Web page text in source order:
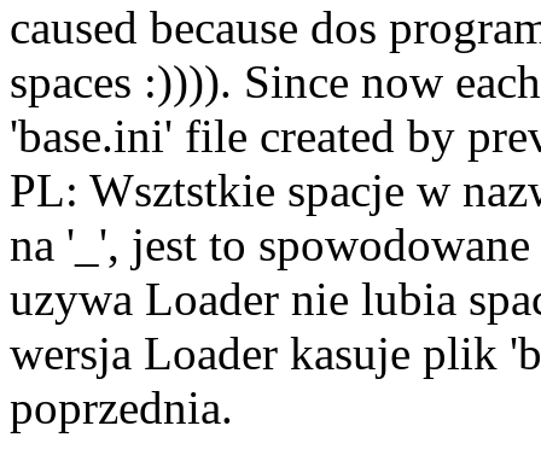
caused because dos
spaces :)))). Since now
'base.ini' file created by
PL: Wsztstkie spacje w
na '_', jest to
uzywa Loader nie lubia
wersja Loader kasuje plik
poprzednia.